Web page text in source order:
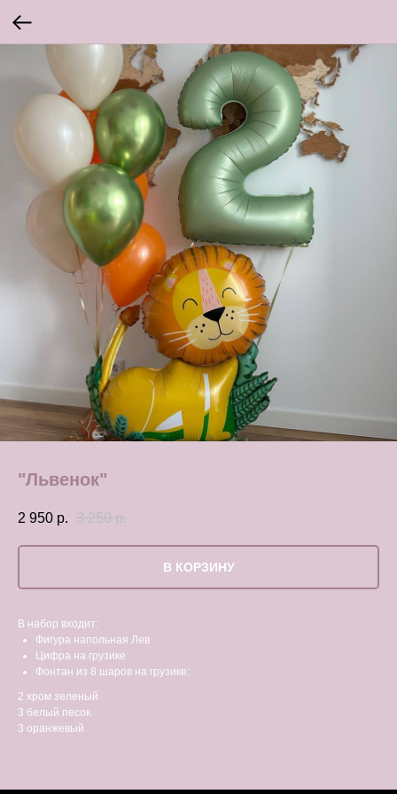
"Львенок"
2 950 р. 3 250 р.
В КОРЗИНУ
В набор входит:
Фигура напольная Лев
Цифра на грузике
Фонтан из 8 шаров на грузике:
2 хром зеленый
3 белый песок
3 оранжевый